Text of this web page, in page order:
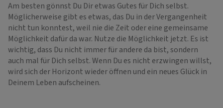
Am besten gönnst Du Dir etwas Gutes für Dich selbst.
Möglicherweise gibt es etwas, das Du in der Vergangenheit
nicht tun konntest, weil nie die Zeit oder eine gemeinsame
Möglichkeit dafür da war. Nutze die Möglichkeit jetzt. Es ist
wichtig, dass Du nicht immer für andere da bist, sondern
auch mal für Dich selbst. Wenn Du es nicht erzwingen willst,
wird sich der Horizont wieder öffnen und ein neues Glück in
Deinem Leben aufscheinen.